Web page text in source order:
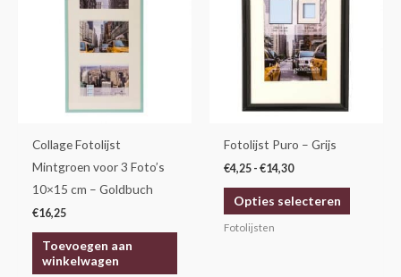
Collage Fotolijst
Mintgroen voor 3 Foto’s
10×15 cm – Goldbuch
€16,25
Toevoegen aan
winkelwagen
Fotolijst Puro – Grijs
€4,25 - €14,30
Opties selecteren
optie
kan
Fotolijsten